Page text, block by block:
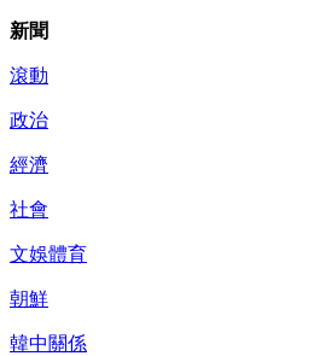
新聞
滾動
政治
經濟
社會
文娛體育
朝鮮
韓中關係